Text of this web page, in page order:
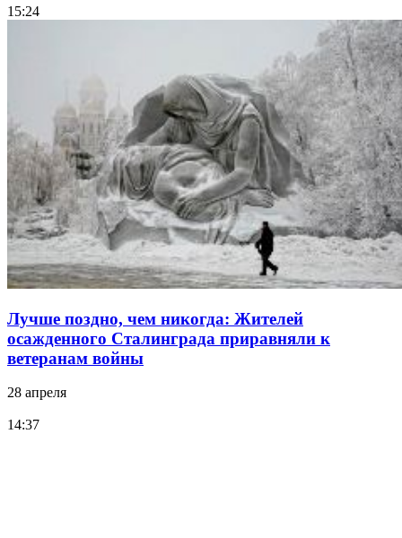
15:24
Лучше поздно, чем никогда: Жителей
осажденного Сталинграда приравняли к
ветеранам войны
28 апреля
14:37